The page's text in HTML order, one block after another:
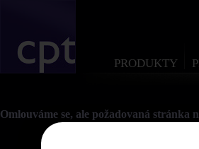
PRODUKTY
Omlouváme se, ale požadovaná stránka